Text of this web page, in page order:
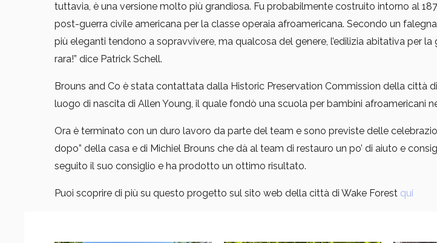
tuttavia, è una versione molto più grandiosa. Fu probabilmente costruito intorno al
post-guerra civile americana per la classe operaia afroamericana. Secondo un
più eleganti tendono a sopravvivere, ma qualcosa del genere, l’edilizia abitativa per
rara!” dice Patrick Schell.
Brouns and Co è stata contattata dalla Historic Preservation Commission della città
luogo di nascita di Allen Young, il quale fondò una scuola per bambini afroamericani
Ora è terminato con un duro lavoro da parte del team e sono previste delle
dopo” della casa e di Michiel Brouns che dà al team di restauro un po’ di aiuto e
seguito il suo consiglio e ha prodotto un ottimo risultato.
Puoi scoprire di più su questo progetto sul sito web della città di Wake Forest qui